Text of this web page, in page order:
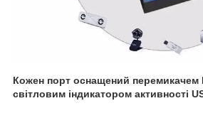
Кожен порт оснащений
світловим індикатором активності